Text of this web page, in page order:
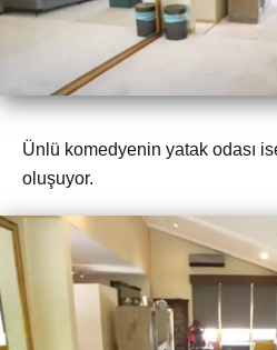
Ünlü komedyenin yatak odası
oluşuyor.